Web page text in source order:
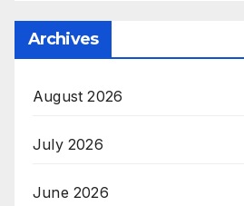
Archives
August 2026
July 2026
June 2026